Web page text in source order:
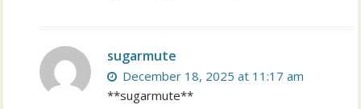
sugarmute
December 18, 2025 at 11:17 am
**sugarmute**